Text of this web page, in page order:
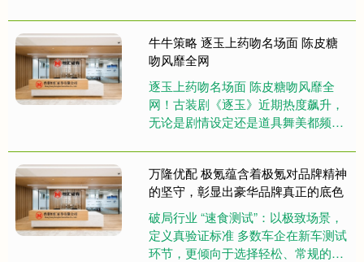
东来说：“我回去就和他联系，因....
牛牛策略 逐玉上药吻名场面 陈皮糖
吻风靡全网
逐玉上药吻名场面 陈皮糖吻风靡全
网！古装剧《逐玉》近期热度飙升，
无论是剧情设定还是道具舞美都频频
到了31.4%，单日播放量约70....
万隆优配 极氪蕴含着极氪对品牌精神
的坚守，彰显出豪华品牌真正的底色
破局行业 “速食测试”：以极致场景，
定义真验证标准 多数车企在新车测试
环节，更倾向于选择轻松、常规的测